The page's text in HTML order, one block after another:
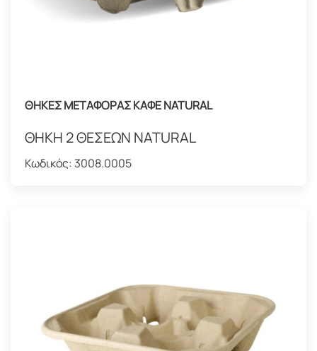
ΘΗΚΕΣ ΜΕΤΑΦΟΡΑΣ ΚΑΦΕ NATURAL
ΘΗΚH 2 ΘΕΣΕΩΝ NATURAL
Κωδικός: 3008.0005